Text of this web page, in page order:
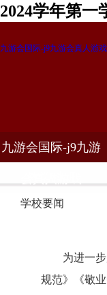
2024学年第一
九游会国际-j9九游会真人游戏
九游会国际-j9九游
学校要闻
为进一
规范》《敬